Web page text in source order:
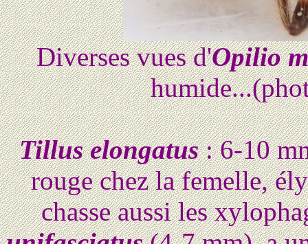
Diverses vues d'Opilio
Tillus elongatus: 6-10
rouge chez la femelle,
chasse aussi les